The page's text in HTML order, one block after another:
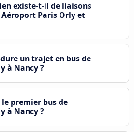
existe-t-il de liaisons
Paris Orly et
un trajet en bus de
à Nancy ?
premier bus de
à Nancy ?